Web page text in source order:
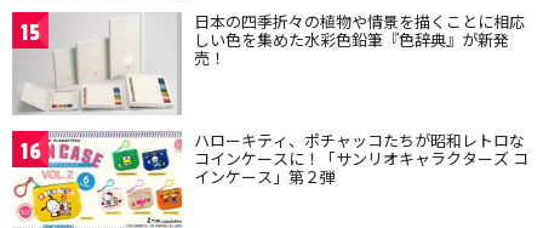
15 日本の四季折々の植物や情景を描くことに相応
しい色を集めた水彩色鉛筆『色辞典』が新発
売！
16 ハローキティ、ポチャッコたちが昭和レトロな
コインケースに！「サンリオキャラクターズ コ
インケース」第２弾